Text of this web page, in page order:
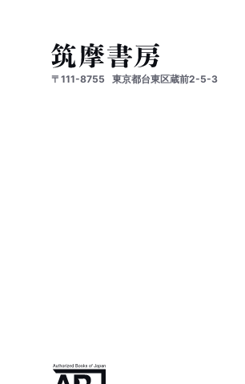
〒111-8755 東京都台東区蔵前2-5-3